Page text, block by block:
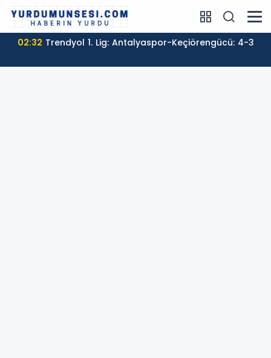
02:32 Trendyol 1. Lig: Antalyaspor-Keçiörengücü: 4-3